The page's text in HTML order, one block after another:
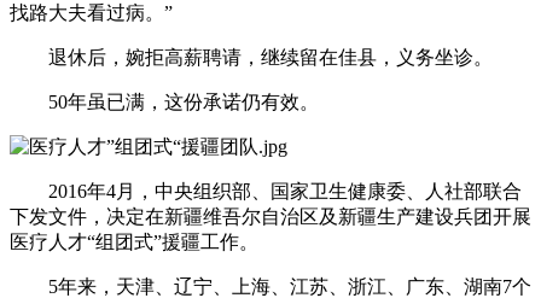
找路大夫看过病。”
退休后，婉拒高薪聘请，继续留在佳县，义务坐诊。
50年虽已满，这份承诺仍有效。
2016年4月，中央组织部、国家卫生健康委、人社部联合
下发文件，决定在新疆维吾尔自治区及新疆生产建设兵团开展
医疗人才“组团式”援疆工作。
5年来，天津、辽宁、上海、江苏、浙江、广东、湖南7个